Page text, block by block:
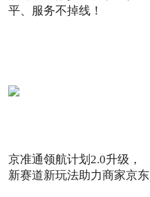
平、服务不掉线！
京准通领航计划2.0升级，
新赛道新玩法助力商家京东